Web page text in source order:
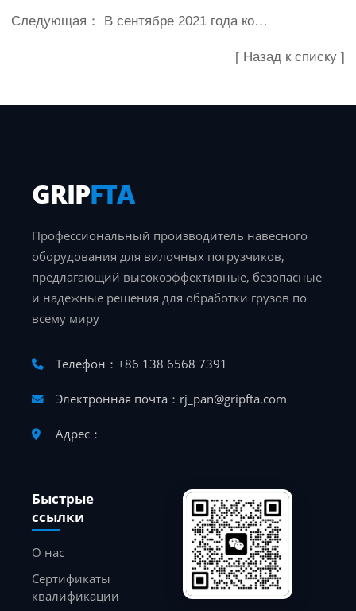
Следующая： В сентябре 2021 года компания получила разрешение от Longong Forkert (Shanghai) Co., Ltd. производить вилочные погрузчики марки Longgong.
[ Назад к списку ]
GRIPFTA
Профессиональный производитель навесного
оборудования для вилочных погрузчиков,
предлагающий высокоэффективные, безопасные
и надежные решения для обработки грузов по
всему миру
Телефон：+86 138 6568 7391
Электронная почта：rj_pan@gripfta.com
Адрес：
Быстрые
ссылки
О нас
Сертификаты
квалификации